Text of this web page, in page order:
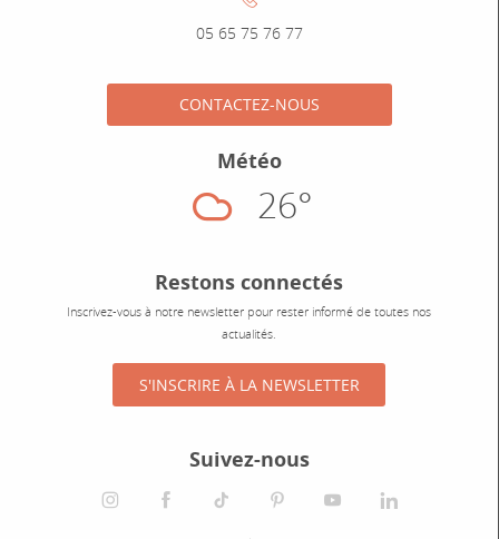
Numéro de téléphone :
05 65 75 76 77
CONTACTEZ-NOUS
Météo
Nuageux
26°
Restons connectés
Inscrivez-vous à notre newsletter pour rester informé de toutes nos
actualités.
S'INSCRIRE À LA NEWSLETTER
Suivez-nous
instagramfacebooktiktok pinterestyoutube